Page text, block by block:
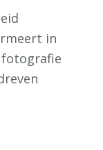
in
fotografie